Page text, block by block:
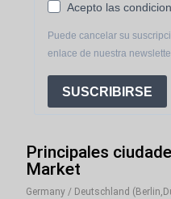
Acepto las
Puede cancelar su
enlace de nuestra
SUSCRIBIRSE
Principales
Market
Germany / Deutschland